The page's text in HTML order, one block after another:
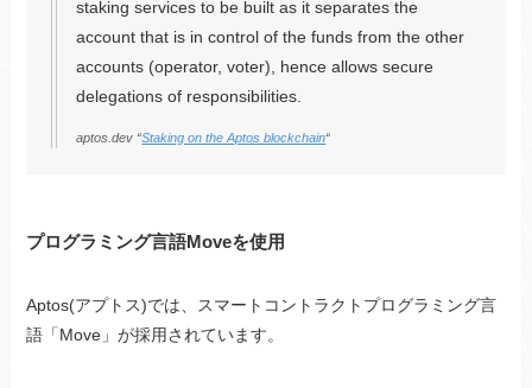
staking services to be built as it separates the
account that is in control of the funds from the other
accounts (operator, voter), hence allows secure
delegations of responsibilities.
aptos.dev “Staking on the Aptos blockchain“
プログラミング言語Moveを使用
Aptos(アプトス)では、スマートコントラクトプログラミング言
語「Move」が採用されています。